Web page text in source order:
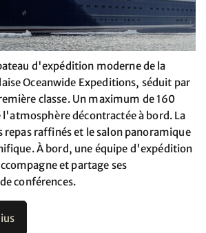
d'expédition moderne de la
Oceanwide Expeditions, séduit par
classe. Un maximum de 160
décontractée à bord. La
repas raffinés et le salon panoramique
À bord, une équipe d'expédition
et partage ses
conférences.